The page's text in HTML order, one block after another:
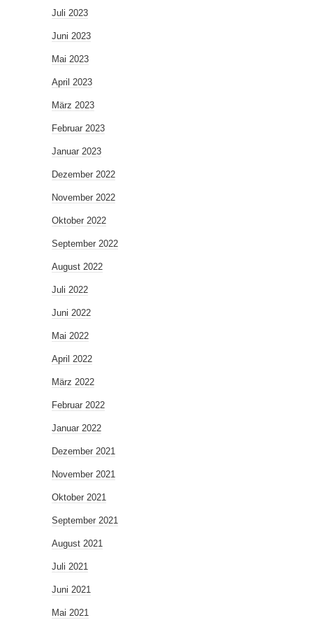
Juli 2023
Juni 2023
Mai 2023
April 2023
März 2023
Februar 2023
Januar 2023
Dezember 2022
November 2022
Oktober 2022
September 2022
August 2022
Juli 2022
Juni 2022
Mai 2022
April 2022
März 2022
Februar 2022
Januar 2022
Dezember 2021
November 2021
Oktober 2021
September 2021
August 2021
Juli 2021
Juni 2021
Mai 2021